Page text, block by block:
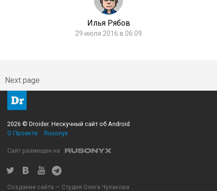
Илья Рябов
29 июля 2016 в 06:09
Next page
2026 © Droider. Нескучный сайт об Android
О Проекте
Rusonyx
Сайт размещен на
Создание сайта — Студия Олега Чулакова